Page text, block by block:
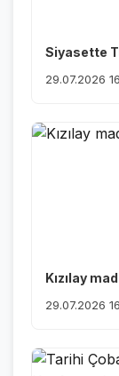
Siyasette
29.07.2026
Kızılay
29.07.2026